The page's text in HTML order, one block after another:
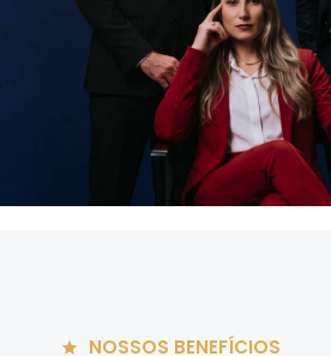
NOSSOS BENEFÍCIOS